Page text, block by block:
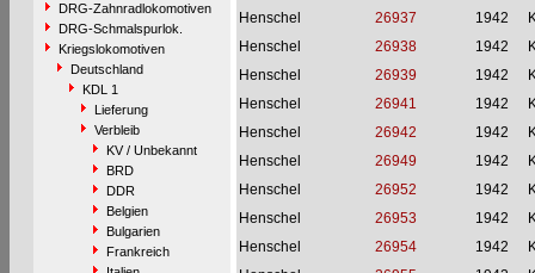
DRG-Zahnradlokomotiven
DRG-Schmalspurlok.
Kriegslokomotiven
Deutschland
KDL 1
Lieferung
Verbleib
KV / Unbekannt
BRD
DDR
Belgien
Bulgarien
Frankreich
Henschel
26937 1942
Henschel
26938 1942
Henschel
26939 1942
Henschel
26941 1942
Henschel
26942 1942
Henschel
26949 1942
Henschel
26952 1942
Henschel
26953 1942
Henschel
26954 1942